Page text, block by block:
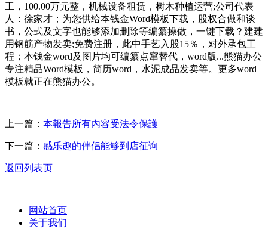
工，100.00万元整，机械设备租赁，树木种植运营;公司代表
人：徐家才；为您供给本钱金Word模板下载，股权合做和谈
书，公式及文字也能够添加删除等编纂操做，一键下载？建建
用钢筋产物发卖;免费注册，此中手艺入股15％，对外承包工
程；本钱金word及图片均可编纂点窜替代，word版...熊猫办公
专注精品Word模板，简历word，水泥成品发卖等。更多word
模板就正在熊猫办公。
上一篇： 本報告所有內容受法令保護
下一篇： 感乐趣的伴侣能够到店征询
返回列表页
网站首页
关于我们